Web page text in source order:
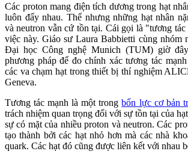
Các proton mang điện tích dương trong hạt
luôn đẩy nhau. Thế nhưng những hạt nhân
và neutron vẫn cứ tồn tại. Cái gọi là "tương
việc này. Giáo sư Laura Babbietti cùng nhóm
Đại học Công nghệ Munich (TUM) giờ
phương pháp để đo chính xác tương tác
các va chạm hạt trong thiết bị thí nghiệm
Geneva.
Tương tác mạnh là một trongbốn lực cơ bản
trách nhiệm quan trọng đối với sự tồn tại của
sự có mặt của nhiều proton và neutron. Các
tạo thành bởi các hạt nhỏ hơn mà các nhà
quark. Các hạt đó cũng được liên kết với nhau